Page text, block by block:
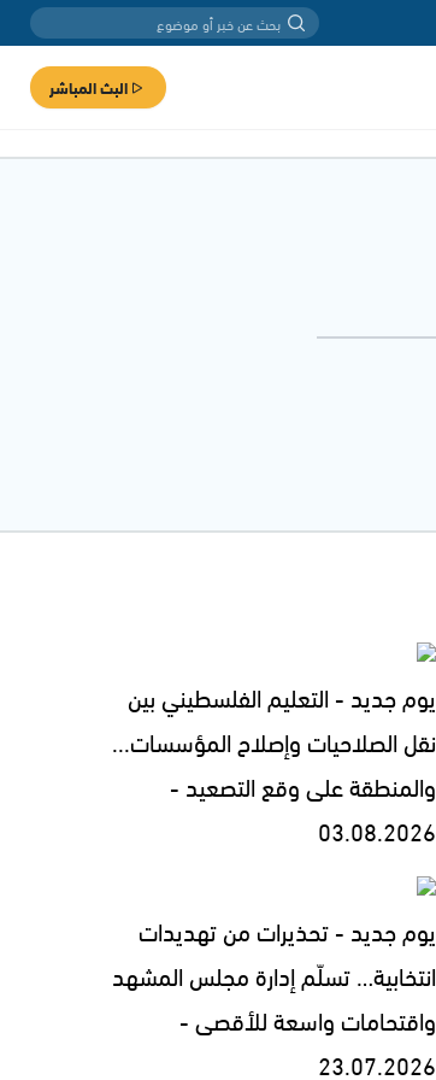
البث المباشر
يوم جديد - التعليم الفلسطيني بين
نقل الصلاحيات وإصلاح المؤسسات...
والمنطقة على وقع التصعيد -
03.08.2026
يوم جديد - تحذيرات من تهديدات
انتخابية… تسلّم إدارة مجلس المشهد
واقتحامات واسعة للأقصى -
23.07.2026